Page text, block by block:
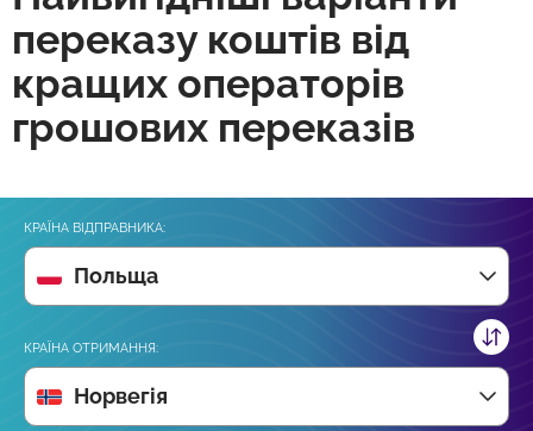
переказу коштів від
кращих операторів
грошових переказів
КРАЇНА ВІДПРАВНИКА:
Польща
КРАЇНА ОТРИМАННЯ:
Норвегія